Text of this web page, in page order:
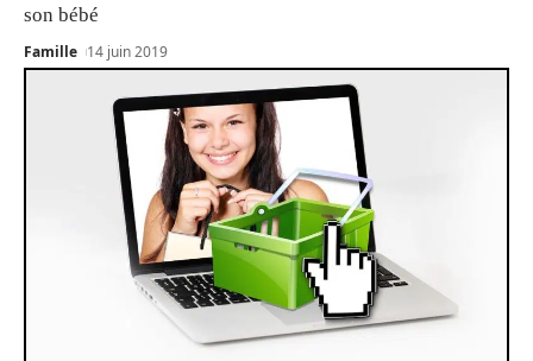
son bébé
Famille 14 juin 2019